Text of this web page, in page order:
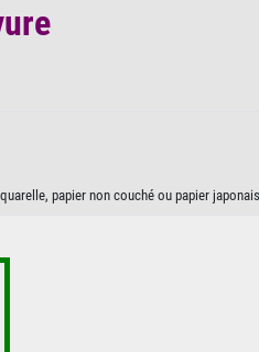
papier non couché ou papier